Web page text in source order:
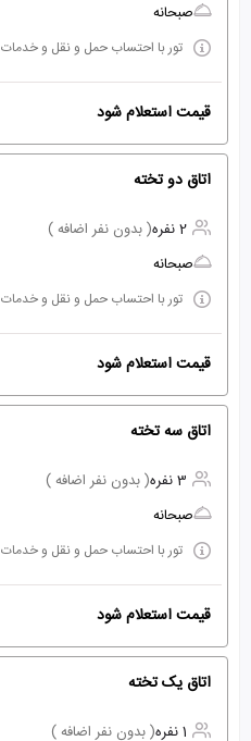
صبحانه
تور با احتساب حمل و نقل و خدمات
قیمت استعلام شود
اتاق دو تخته
2 نفره
( بدون نفر اضافه )
صبحانه
تور با احتساب حمل و نقل و خدمات
قیمت استعلام شود
اتاق سه تخته
3 نفره
( بدون نفر اضافه )
صبحانه
تور با احتساب حمل و نقل و خدمات
قیمت استعلام شود
اتاق یک تخته
1 نفره ( بدون نفر اضافه )